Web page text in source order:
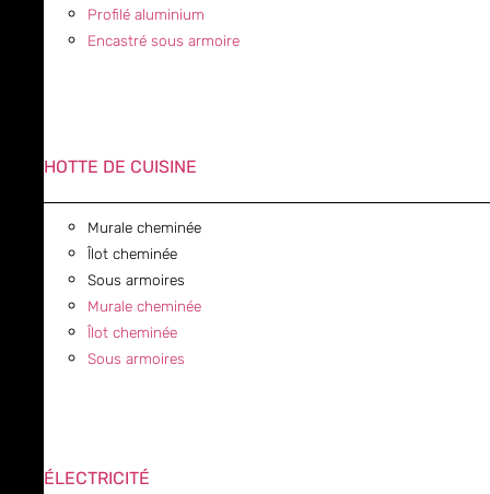
Profilé aluminium
Encastré sous armoire
HOTTE DE CUISINE
Murale cheminée
Îlot cheminée
Sous armoires
Murale cheminée
Îlot cheminée
Sous armoires
ÉLECTRICITÉ